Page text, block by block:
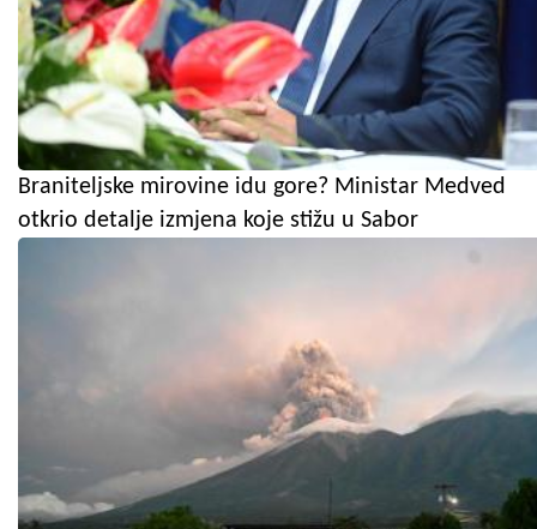
Braniteljske mirovine idu gore? Ministar Medved
otkrio detalje izmjena koje stižu u Sabor